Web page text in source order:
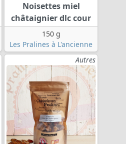
Noisettes miel
châtaignier dlc cour
150 g
Les Pralines à L'ancienne
Autres